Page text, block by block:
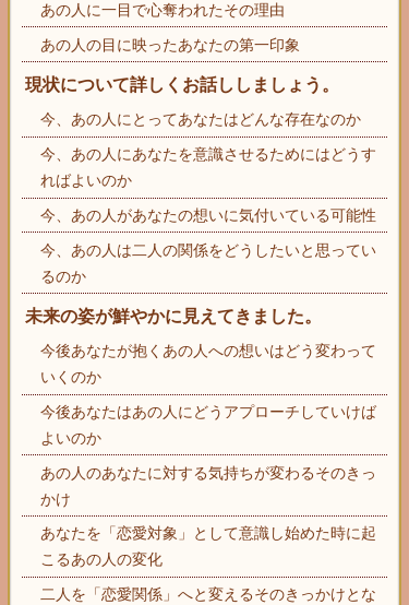
あの人に一目で心奪われたその理由
あの人の目に映ったあなたの第一印象
現状について詳しくお話ししましょう。
今、あの人にとってあなたはどんな存在なのか
今、あの人にあなたを意識させるためにはどうす
ればよいのか
今、あの人があなたの想いに気付いている可能性
今、あの人は二人の関係をどうしたいと思ってい
るのか
未来の姿が鮮やかに見えてきました。
今後あなたが抱くあの人への想いはどう変わって
いくのか
今後あなたはあの人にどうアプローチしていけば
よいのか
あの人のあなたに対する気持ちが変わるそのきっ
かけ
あなたを「恋愛対象」として意識し始めた時に起
こるあの人の変化
二人を「恋愛関係」へと変えるそのきっかけとな